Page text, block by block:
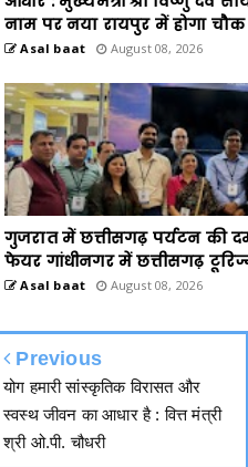
गुजरात में छत्तीसगढ़ पर्यटन की
फेयर गांधीनगर में छत्तीसगढ़
Asal baat August 08, 2026
Previous
स्वस्थ जीवन का आधार है : वित्त मंत्री
श्री ओ.पी. चौधरी